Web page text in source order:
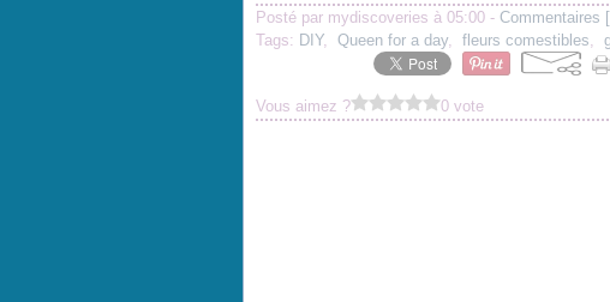
Posté par mydiscoveries à 05:00 - Commentaires [
Tags: DIY, Queen for a day, fleurs comestibles,
Vous aimez ? 0 vote